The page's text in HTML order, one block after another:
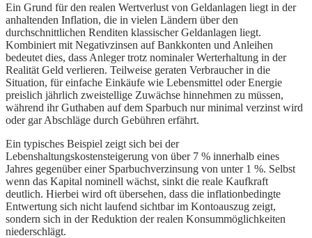
Ein Grund für den realen Wertverlust von Geldanlagen liegt in der
anhaltenden Inflation, die in vielen Ländern über den
durchschnittlichen Renditen klassischer Geldanlagen liegt.
Kombiniert mit Negativzinsen auf Bankkonten und Anleihen
bedeutet dies, dass Anleger trotz nominaler Werterhaltung in der
Realität Geld verlieren. Teilweise geraten Verbraucher in die
Situation, für einfache Einkäufe wie Lebensmittel oder Energie
preislich jährlich zweistellige Zuwächse hinnehmen zu müssen,
während ihr Guthaben auf dem Sparbuch nur minimal verzinst wird
oder gar Abschläge durch Gebühren erfährt.
Ein typisches Beispiel zeigt sich bei der
Lebenshaltungskostensteigerung von über 7 % innerhalb eines
Jahres gegenüber einer Sparbuchverzinsung von unter 1 %. Selbst
wenn das Kapital nominell wächst, sinkt die reale Kaufkraft
deutlich. Hierbei wird oft übersehen, dass die inflationbedingte
Entwertung sich nicht laufend sichtbar im Kontoauszug zeigt,
sondern sich in der Reduktion der realen Konsummöglichkeiten
niederschlägt.